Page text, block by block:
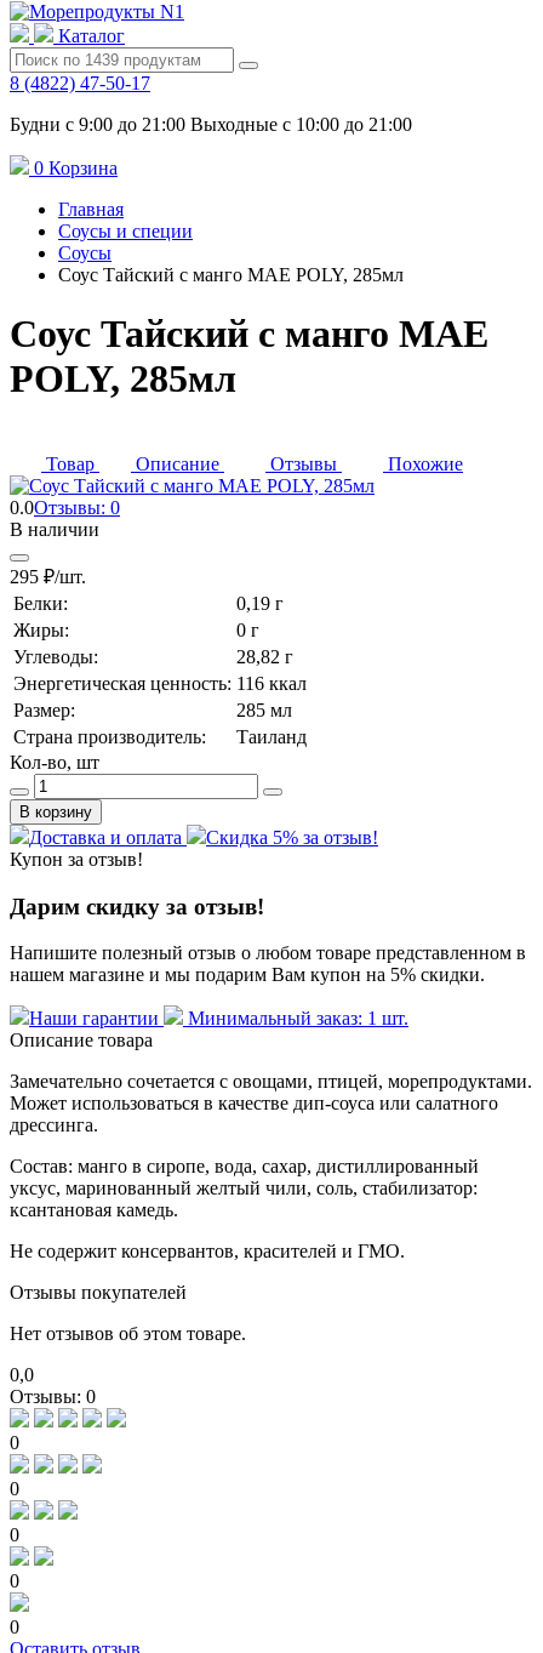
Каталог
8 (4822) 47-50-17
Будни с 9:00 до 21:00 Выходные с 10:00 до 21:00
0 Корзина
Главная
Соусы и специи
Соусы
Соус Тайский с манго MAE POLY, 285мл
Соус Тайский с манго MAE
POLY, 285мл
Товар Описание Отзывы Похожие
0.0Отзывы: 0
В наличии
295 ₽/шт.
Белки:
0,19 г
Жиры:
0 г
Углеводы:
28,82 г
Энергетическая ценность: 116 ккал
Размер:
285 мл
Страна производитель:
Таиланд
Кол-во, шт
В корзину
Доставка и оплата
Скидка 5% за отзыв!
Купон за отзыв!
Дарим скидку за отзыв!
Напишите полезный отзыв о любом товаре представленном в
нашем магазине и мы подарим Вам купон на 5% скидки.
Наши гарантии
Минимальный заказ: 1 шт.
Описание товара
Замечательно сочетается с овощами, птицей, морепродуктами.
Может использоваться в качестве дип-соуса или салатного
дрессинга.
Состав: манго в сиропе, вода, сахар, дистиллированный
уксус, маринованный желтый чили, соль, стабилизатор:
ксантановая камедь.
Не содержит консервантов, красителей и ГМО.
Отзывы покупателей
Нет отзывов об этом товаре.
0,0
Отзывы: 0
0
0
0
0
0